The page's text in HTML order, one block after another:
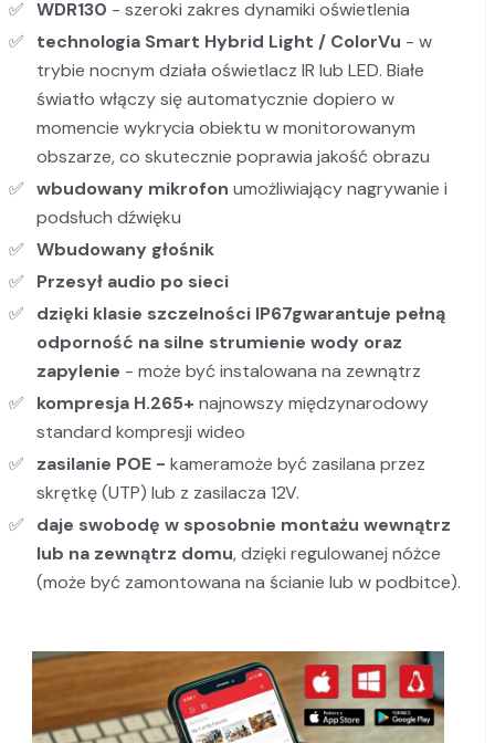
WDR130 - szeroki zakres dynamiki oświetlenia
technologia Smart Hybrid Light / ColorVu - w
trybie nocnym działa oświetlacz IR lub LED. Białe
światło włączy się automatycznie dopiero w
momencie wykrycia obiektu w monitorowanym
obszarze, co skutecznie poprawia jakość obrazu
wbudowany mikrofon umożliwiający nagrywanie i
podsłuch dźwięku
Wbudowany głośnik
Przesył audio po sieci
dzięki klasie szczelności IP67gwarantuje pełną
odporność na silne strumienie wody oraz
zapylenie - może być instalowana na zewnątrz
kompresja H.265+ najnowszy międzynarodowy
standard kompresji wideo
zasilanie POE - kameramoże być zasilana przez
skrętkę (UTP) lub z zasilacza 12V.
daje swobodę w sposobnie montażu wewnątrz
lub na zewnątrz domu, dzięki regulowanej nóżce
(może być zamontowana na ścianie lub w podbitce).